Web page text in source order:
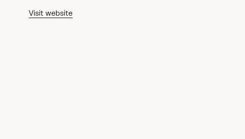
Visit website
Visit website